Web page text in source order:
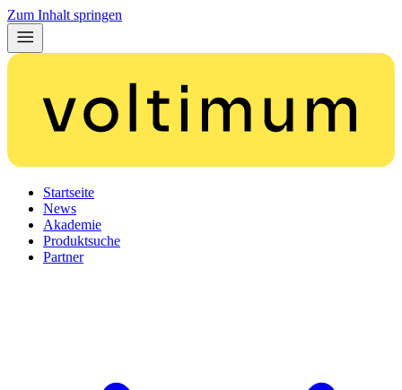
Zum Inhalt springen
Startseite
News
Akademie
Produktsuche
Partner